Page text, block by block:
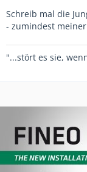
Schreib mal die
- zumindest
"...stört es sie,